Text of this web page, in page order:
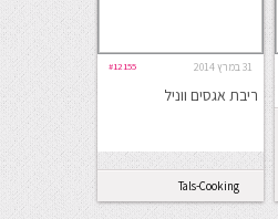
31 במרץ 2014 #12155
ריבת אגסים ווניל
Tals-Cooking